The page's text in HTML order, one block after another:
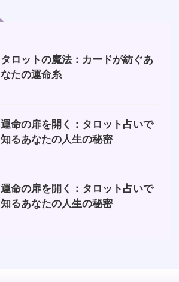
タロットの魔法：カードが紡ぐあ
なたの運命糸
運命の扉を開く：タロット占いで
知るあなたの人生の秘密
運命の扉を開く：タロット占いで
知るあなたの人生の秘密